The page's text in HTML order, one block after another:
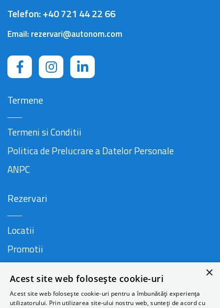
Telefon:+40 721 44 22 66
Email: rezervari@autonom.com
Termene
Termeni si Conditii
Politica de Prelucrare a Datelor Personale
ANPC
Rezervari
Locatii
Promotii
Companie
×
Acest site web folosește cookie-uri
Acest site web folosește cookie-uri pentru a îmbunătăți experiența
utilizatorului. Prin utilizarea site-ului nostru web, sunteți de acord cu